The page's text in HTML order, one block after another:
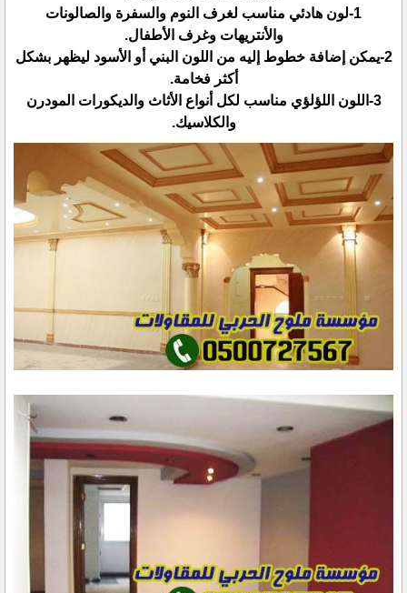
‏1-لون هادئي مناسب لغرف النوم والسفرة والصالونات
والأنتريهات وغرف الأطفال.‏
‏2-يمكن إضافة خطوط إليه من اللون البني أو الأسود ليظهر بشكل
أكثر فخامة.‏
‏3-اللون اللؤلؤي مناسب لكل أنواع الأثاث والديكورات المودرن
والكلاسيك.‏